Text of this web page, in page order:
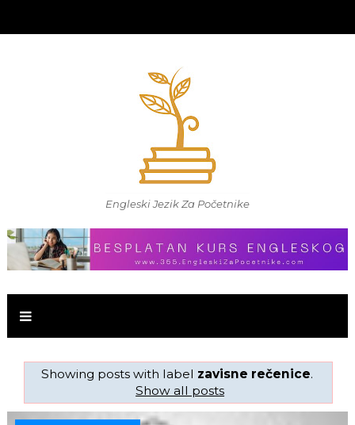
Engleski Jezik Za Početnike
Showing posts with label zavisne rečenice.
Show all posts